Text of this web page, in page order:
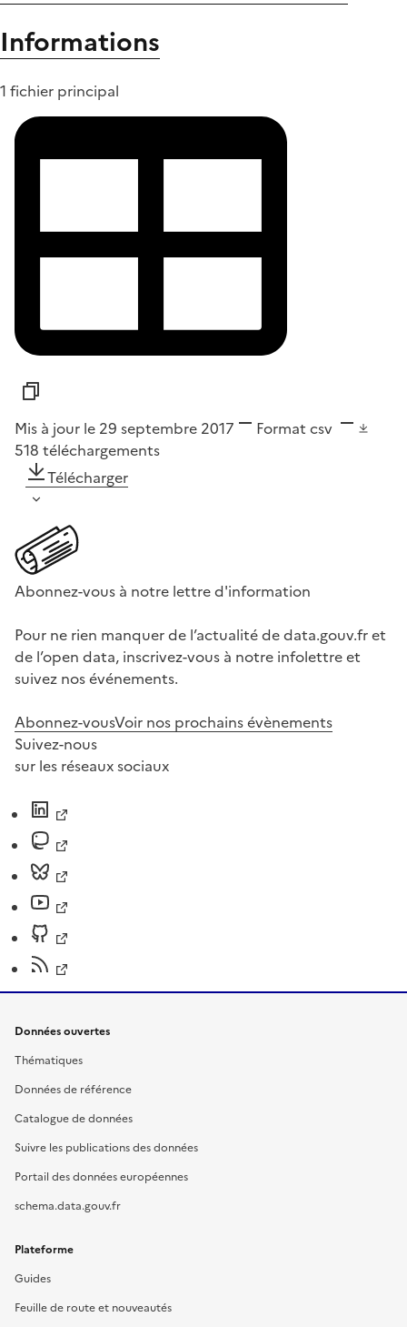
Informations
1 fichier principal
Mis à jour le 29 septembre 2017 Format csv
518 téléchargements
Télécharger
Abonnez-vous à notre lettre d'information
Pour ne rien manquer de l’actualité de data.gouv.fr et
de l’open data, inscrivez-vous à notre infolettre et
suivez nos événements.
Abonnez-vousVoir nos prochains évènements
Suivez-nous
sur les réseaux sociaux
Données ouvertes
Thématiques
Données de référence
Catalogue de données
Suivre les publications des données
Portail des données européennes
schema.data.gouv.fr
Plateforme
Guides
Feuille de route et nouveautés